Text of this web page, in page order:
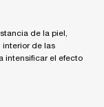
de la piel,
interior de las
intensificar el efecto